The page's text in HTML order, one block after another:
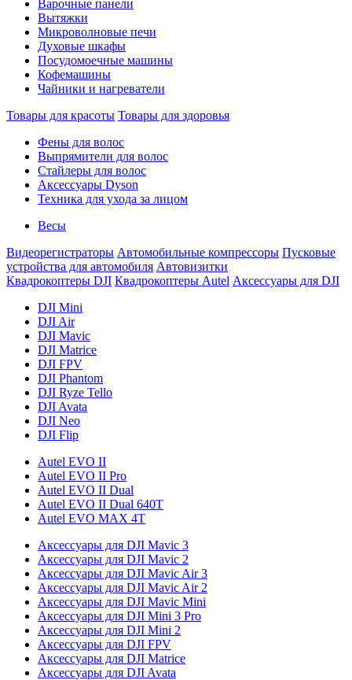
Варочные панели
Вытяжки
Микроволновые печи
Духовые шкафы
Посудомоечные машины
Кофемашины
Чайники и нагреватели
Товары для красоты Товары для здоровья
Фены для волос
Выпрямители для волос
Стайлеры для волос
Аксессуары Dyson
Техника для ухода за лицом
Весы
Видеорегистраторы Автомобильные компрессоры Пусковые
устройства для автомобиля Автовизитки
Квадрокоптеры DJI Квадрокоптеры Autel Аксессуары для DJI
DJI Mini
DJI Air
DJI Mavic
DJI Matrice
DJI FPV
DJI Phantom
DJI Ryze Tello
DJI Avata
DJI Neo
DJI Flip
Autel EVO II
Autel EVO II Pro
Autel EVO II Dual
Autel EVO II Dual 640T
Autel EVO MAX 4T
Аксессуары для DJI Mavic 3
Аксессуары для DJI Mavic 2
Аксессуары для DJI Mavic Air 3
Аксессуары для DJI Mavic Air 2
Аксессуары для DJI Mavic Mini
Аксессуары для DJI Mini 3 Pro
Аксессуары для DJI Mini 2
Аксессуары для DJI FPV
Аксессуары для DJI Matrice
Аксессуары для DJI Avata